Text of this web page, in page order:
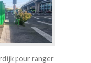
pour ranger